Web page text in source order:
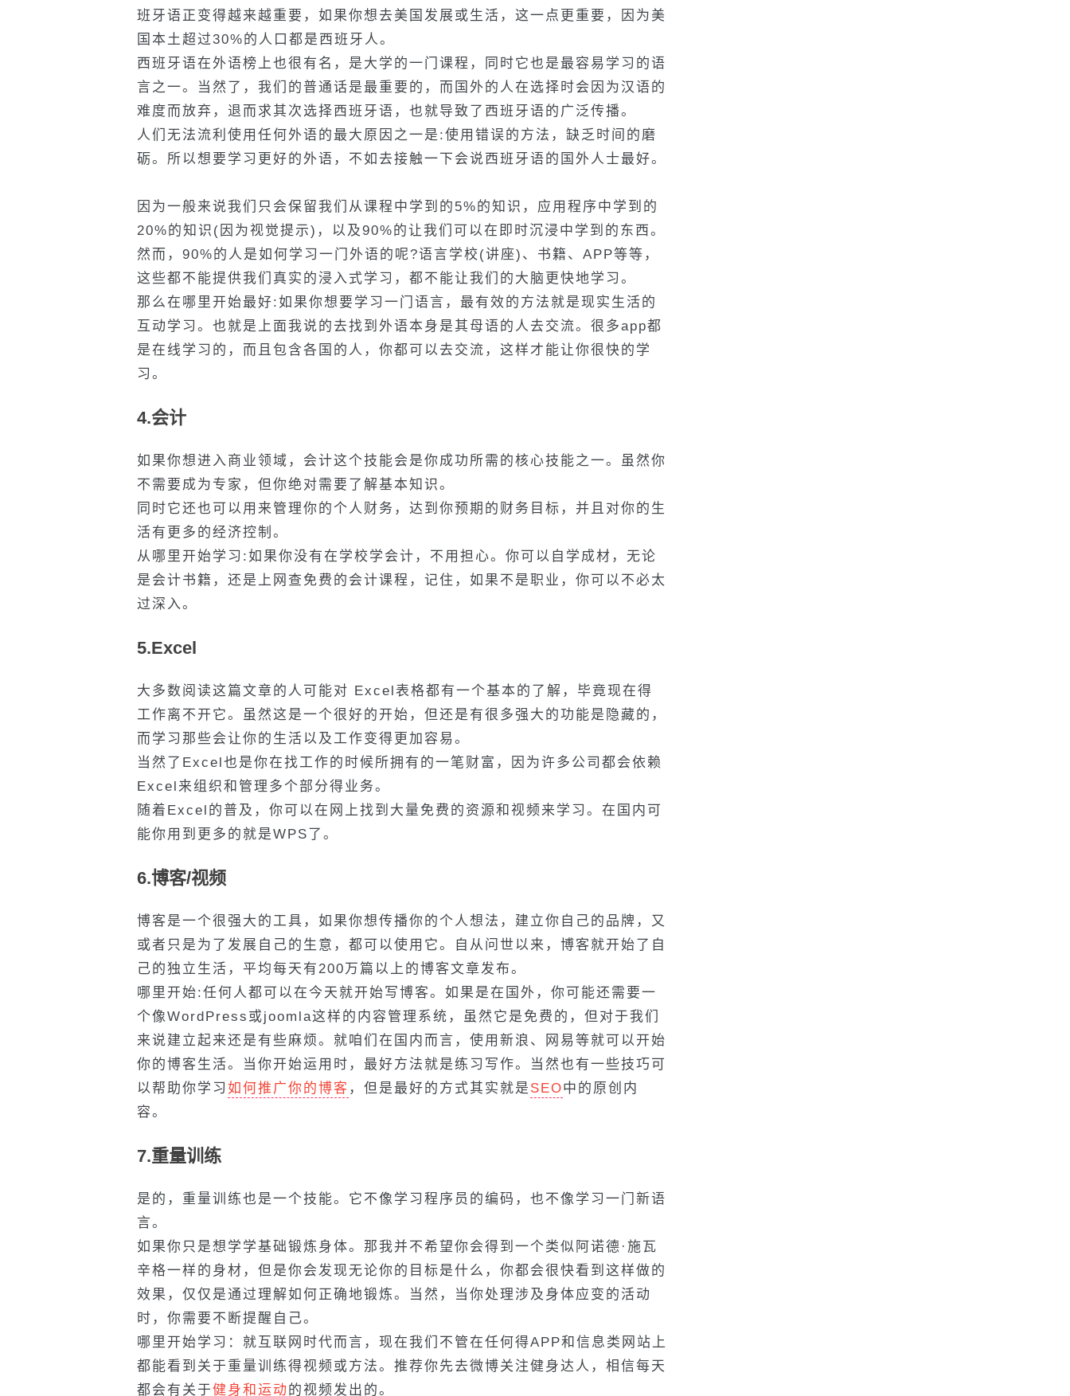
班牙语正变得越来越重要，如果你想去美国发展或生活，这一点更重要，因为美
国本土超过30%的人口都是西班牙人。
西班牙语在外语榜上也很有名，是大学的一门课程，同时它也是最容易学习的语
言之一。当然了，我们的普通话是最重要的，而国外的人在选择时会因为汉语的
难度而放弃，退而求其次选择西班牙语，也就导致了西班牙语的广泛传播。
人们无法流利使用任何外语的最大原因之一是:使用错误的方法，缺乏时间的磨
砺。所以想要学习更好的外语，不如去接触一下会说西班牙语的国外人士最好。
因为一般来说我们只会保留我们从课程中学到的5%的知识，应用程序中学到的
20%的知识(因为视觉提示)，以及90%的让我们可以在即时沉浸中学到的东西。
然而，90%的人是如何学习一门外语的呢?语言学校(讲座)、书籍、APP等等，
这些都不能提供我们真实的浸入式学习，都不能让我们的大脑更快地学习。
那么在哪里开始最好:如果你想要学习一门语言，最有效的方法就是现实生活的
互动学习。也就是上面我说的去找到外语本身是其母语的人去交流。很多app都
是在线学习的，而且包含各国的人，你都可以去交流，这样才能让你很快的学
习。
4.会计
如果你想进入商业领域，会计这个技能会是你成功所需的核心技能之一。虽然你
不需要成为专家，但你绝对需要了解基本知识。
同时它还也可以用来管理你的个人财务，达到你预期的财务目标，并且对你的生
活有更多的经济控制。
从哪里开始学习:如果你没有在学校学会计，不用担心。你可以自学成材，无论
是会计书籍，还是上网查免费的会计课程，记住，如果不是职业，你可以不必太
过深入。
5.Excel
大多数阅读这篇文章的人可能对 Excel表格都有一个基本的了解，毕竟现在得
工作离不开它。虽然这是一个很好的开始，但还是有很多强大的功能是隐藏的，
而学习那些会让你的生活以及工作变得更加容易。
当然了Excel也是你在找工作的时候所拥有的一笔财富，因为许多公司都会依赖
Excel来组织和管理多个部分得业务。
随着Excel的普及，你可以在网上找到大量免费的资源和视频来学习。在国内可
能你用到更多的就是WPS了。
6.博客/视频
博客是一个很强大的工具，如果你想传播你的个人想法，建立你自己的品牌，又
或者只是为了发展自己的生意，都可以使用它。自从问世以来，博客就开始了自
己的独立生活，平均每天有200万篇以上的博客文章发布。
哪里开始:任何人都可以在今天就开始写博客。如果是在国外，你可能还需要一
个像WordPress或joomla这样的内容管理系统，虽然它是免费的，但对于我们
来说建立起来还是有些麻烦。就咱们在国内而言，使用新浪、网易等就可以开始
你的博客生活。当你开始运用时，最好方法就是练习写作。当然也有一些技巧可
以帮助你学习 如何推广你的博客 ，但是最好的方式其实就是 SEO中的原创内
容。
7.重量训练
是的，重量训练也是一个技能。它不像学习程序员的编码，也不像学习一门新语
言。
如果你只是想学学基础锻炼身体。那我并不希望你会得到一个类似阿诺德·施瓦
辛格一样的身材，但是你会发现无论你的目标是什么，你都会很快看到这样做的
效果，仅仅是通过理解如何正确地锻炼。当然，当你处理涉及身体应变的活动
时，你需要不断提醒自己。
哪里开始学习：就互联网时代而言，现在我们不管在任何得APP和信息类网站上
都能看到关于重量训练得视频或方法。推荐你先去微博关注健身达人，相信每天
都会有关于健身和运动 的视频发出的。